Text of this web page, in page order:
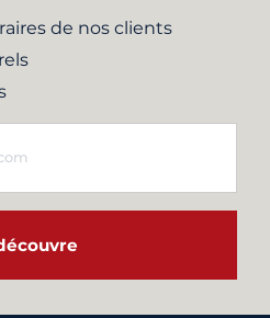
de nos clients